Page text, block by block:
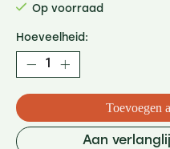
Op voorraad
Hoeveelheid:
Toevoegen
Aan